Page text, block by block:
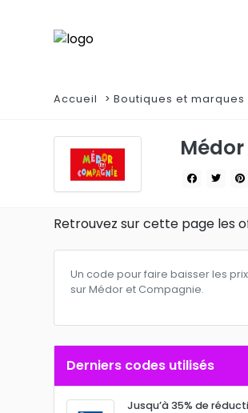
Accueil Boutiques et marques
Retrouvez sur cette page les
Un code pour faire baisser les prix
sur Médor et Compagnie.
Derniers codes utilisés
Jusqu’à 35% de